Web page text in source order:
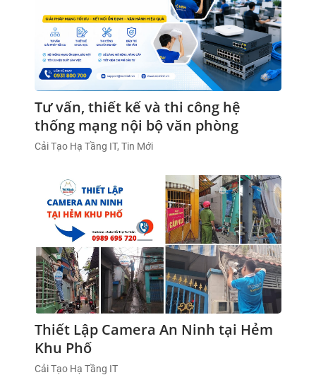
Tư vấn, thiết kế và thi công hệ
thống mạng nội bộ văn phòng
Cải Tạo Hạ Tầng IT, Tin Mới
Thiết Lập Camera An Ninh tại Hẻm
Khu Phố
Cải Tạo Hạ Tầng IT